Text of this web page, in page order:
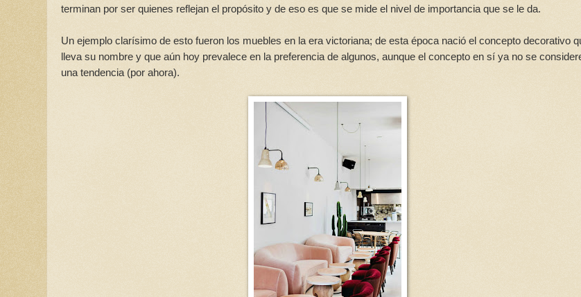
terminan por ser quienes reflejan el propósito y de eso es que se mide el nivel de importancia que se le da.
Un ejemplo clarísimo de esto fueron los muebles en la era victoriana; de esta época nació el concepto decorativo
lleva su nombre y que aún hoy prevalece en la preferencia de algunos, aunque el concepto en sí ya no se
una tendencia (por ahora).